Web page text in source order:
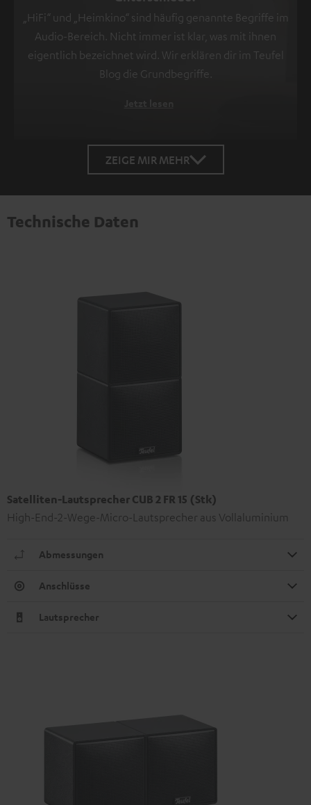
„HiFi“ und „Heimkino“ sind häufig genannte Begriffe im
Audio-Bereich. Nicht immer ist klar, was mit ihnen
eigentlich bezeichnet wird. Wir erklären dir im Teufel
Blog die Grundbegriffe.
ZEIGE MIR MEHR
Technische Daten
Satelliten-Lautsprecher CUB 2 FR 15 (Stk)
High-End-2-Wege-Micro-Lautsprecher aus Vollaluminium
Abmessungen
Anschlüsse
Lautsprecher